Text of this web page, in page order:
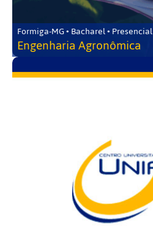
Formiga-MG • Bacharel • Presencial
Engenharia Agronômica